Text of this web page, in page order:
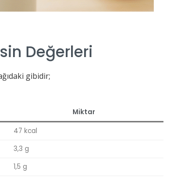
Değerleri
gibidir;
Miktar
47 kcal
3,3 g
1,5 g